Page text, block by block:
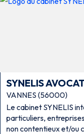
SYNELIS
VANNES (56000)
Le cabinet SYNELIS
particuliers,
non contentieux et/ou